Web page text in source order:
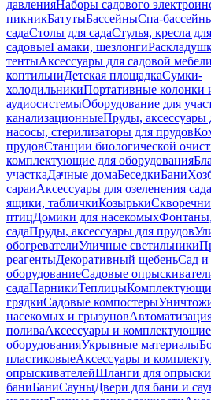
давленияНаборы садового
пикникБатутыБассейныСпа-
садаСтолы для садаСтулья, кресла
садовыеГамаки, шезлонги
тентыАксессуары для садовой мебели
коптильниДетская площадкаСумки-
холодильникиПортативные колонки
аудиосистемыОборудование для
канализационныеПруды, аксессуары
насосы, стерилизаторы для прудов
прудовСтанции биологической
комплектующие для оборудования
участкаДачные домаБеседкиБани
сараиАксессуары для озеленения сада
ящики, табличкиКозырьки
птицДомики для насекомых
садаПруды, аксессуары для прудов
обогревателиУличные светильники
реагентыДекоративный щебеньСад и
оборудованиеСадовые
садаПарникиТеплицы
грядкиСадовые компостеры
насекомых и грызунов
поливаАксессуары и
оборудованияУкрывные материалы
пластиковыеАксессуары и
опрыскивателейШланги для
баниБаниСауныДвери для бани и